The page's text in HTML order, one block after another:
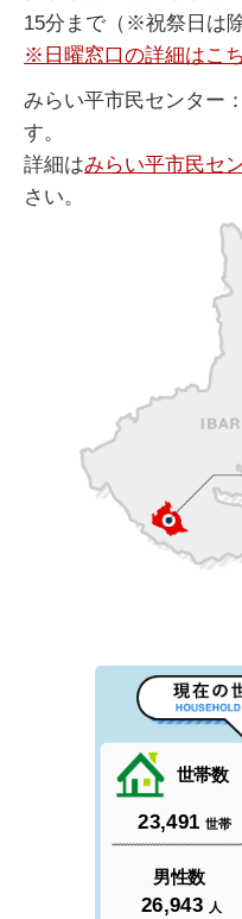
15分まで（※祝祭日は除
※日曜窓口の詳細はこ
みらい平市民センター
す。
詳細はみらい平市民セ
さい。